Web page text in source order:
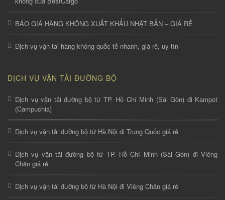
BÁO GIÁ HÀNG KHÔNG XUẤT KHẨU NHẬT BẢN – GIÁ RẺ
Dịch vụ vận tải hàng không quốc tế nhanh, giá rẻ, uy tín
DỊCH VỤ VẬN TẢI ĐƯỜNG BỘ
Dịch vụ vận tải đường bộ từ TP. Hồ Chí Minh (Sài Gòn) đi Kampot
(Campuchia)
Dịch vụ vận tải đường bộ từ Hà Nội đi Trung Quốc giá rẻ
Dịch vụ vận tải đường bộ từ TP. Hồ Chí Minh (Sài Gòn) đi Viêng
Chăn giá rẻ
Dịch vụ vận tải đường bộ từ Hà Nội đi Viêng Chăn giá rẻ